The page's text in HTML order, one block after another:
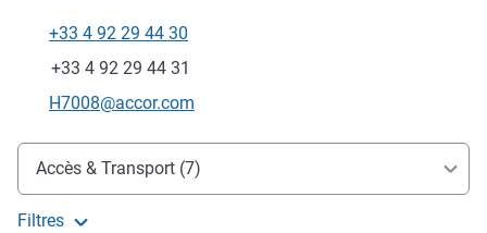
Téléphone
+33 4 92 29 44 30
Fax
+33 4 92 29 44 31
Email de contact
H7008@accor.com
Accès et transports
Accès & Transport (7)
Filtres